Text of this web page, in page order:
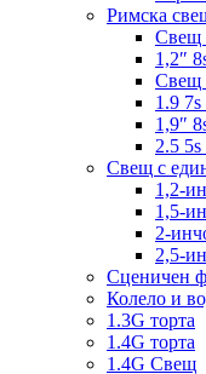
Римска
Свещ
1,2″
Свещ
1.9
1,9″
2.5
Свещ с
1,2-
1,5-
2-
2,5-
Сценичен
Колело и
1.3G торта
1.4G торта
1.4G Свещ